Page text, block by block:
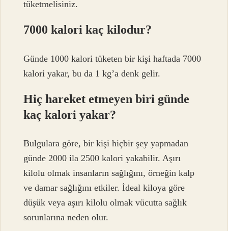
tüketmelisiniz.
7000 kalori kaç kilodur?
Günde 1000 kalori tüketen bir kişi haftada 7000
kalori yakar, bu da 1 kg’a denk gelir.
Hiç hareket etmeyen biri günde
kaç kalori yakar?
Bulgulara göre, bir kişi hiçbir şey yapmadan
günde 2000 ila 2500 kalori yakabilir. Aşırı
kilolu olmak insanların sağlığını, örneğin kalp
ve damar sağlığını etkiler. İdeal kiloya göre
düşük veya aşırı kilolu olmak vücutta sağlık
sorunlarına neden olur.